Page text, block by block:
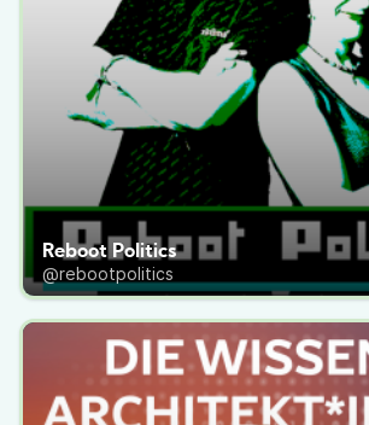
Reboot Politics
@rebootpolitics